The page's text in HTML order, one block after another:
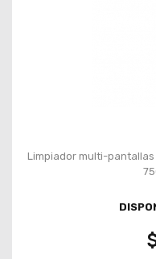
Limpiador multi-pantallas